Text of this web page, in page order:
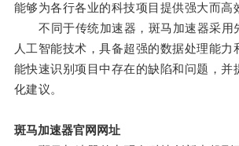
能够为各行各业的科技项目提供强大而高
不同于传统加速器，斑马加速器采用
人工智能技术，具备超强的数据处理能力
能快速识别项目中存在的缺陷和问题，并
化建议。
斑马加速器官网网址